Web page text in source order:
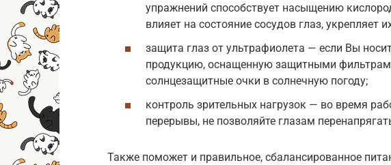
упражнений способствует насыщению
влияет на состояние сосудов глаз, укрепляет
защита глаз от ультрафиолета — если Вы
продукцию, оснащенную защитными
солнцезащитные очки в солнечную погоду;
контроль зрительных нагрузок — во время
перерывы, не позволяйте глазам
Также поможет и правильное, сбалансированное